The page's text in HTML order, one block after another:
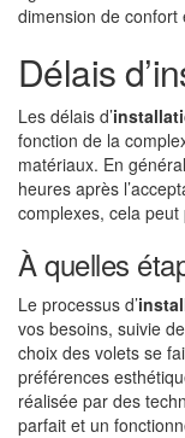
dimension de confort
Délais
Les délais d’
fonction de la
matériaux. En
heures après
complexes, cela
À quelles
Le processus d’
vos besoins, suivie
choix des volets se
préférences
réalisée par des
parfait et un